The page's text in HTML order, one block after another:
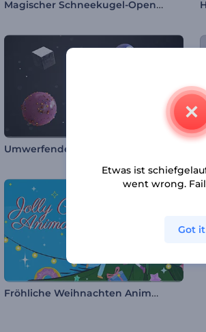
Magischer Schneekugel-Opener
Umwerfendes Logo Reveal
Fröhliche Weihnachten Animationen
Etwas ist
went wrong.
Got it